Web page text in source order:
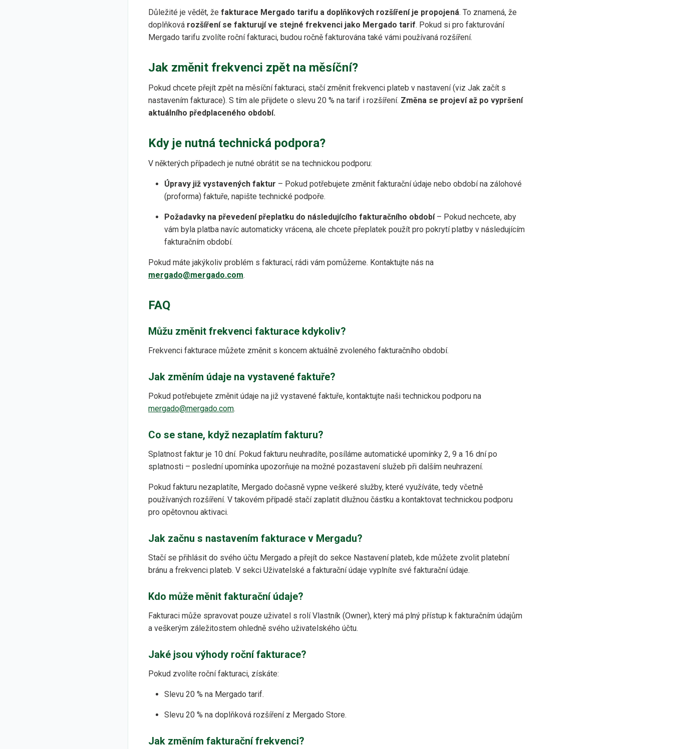
Důležité je vědět, že fakturace Mergado tarifu a doplňkových rozšíření je propojená. To znamená, že
doplňková rozšíření se fakturují ve stejné frekvenci jako Mergado tarif. Pokud si pro fakturování
Mergado tarifu zvolíte roční fakturaci, budou ročně fakturována také vámi používaná rozšíření.
Jak změnit frekvenci zpět na měsíční?
Pokud chcete přejít zpět na měsíční fakturaci, stačí změnit frekvenci plateb v nastavení (viz Jak začít s
nastavením fakturace). S tím ale přijdete o slevu 20 % na tarif i rozšíření. Změna se projeví až po vypršení
aktuálního předplaceného období.
Kdy je nutná technická podpora?
V některých případech je nutné obrátit se na technickou podporu:
Úpravy již vystavených faktur – Pokud potřebujete změnit fakturační údaje nebo období na zálohové
(proforma) faktuře, napište technické podpoře.
Požadavky na převedení přeplatku do následujícího fakturačního období– Pokud nechcete, aby
vám byla platba navíc automaticky vrácena, ale chcete přeplatek použít pro pokrytí platby v následujícím
fakturačním období.
Pokud máte jakýkoliv problém s fakturací, rádi vám pomůžeme. Kontaktujte nás na
mergado@mergado.com.
FAQ
Můžu změnit frekvenci fakturace kdykoliv?
Frekvenci fakturace můžete změnit s koncem aktuálně zvoleného fakturačního období.
Jak změním údaje na vystavené faktuře?
Pokud potřebujete změnit údaje na již vystavené faktuře, kontaktujte naši technickou podporu na
mergado@mergado.com.
Co se stane, když nezaplatím fakturu?
Splatnost faktur je 10 dní. Pokud fakturu neuhradíte, posíláme automatické upomínky 2, 9 a 16 dní po
splatnosti – poslední upomínka upozorňuje na možné pozastavení služeb při dalším neuhrazení.
Pokud fakturu nezaplatíte, Mergado dočasně vypne veškeré služby, které využíváte, tedy včetně
používaných rozšíření. V takovém případě stačí zaplatit dlužnou částku a kontaktovat technickou podporu
pro opětovnou aktivaci.
Jak začnu s nastavením fakturace v Mergadu?
Stačí se přihlásit do svého účtu Mergado a přejít do sekce Nastavení plateb, kde můžete zvolit platební
bránu a frekvenci plateb. V sekci Uživatelské a fakturační údaje vyplníte své fakturační údaje.
Kdo může měnit fakturační údaje?
Fakturaci může spravovat pouze uživatel s rolí Vlastník (Owner), který má plný přístup k fakturačním údajům
a veškerým záležitostem ohledně svého uživatelského účtu.
Jaké jsou výhody roční fakturace?
Pokud zvolíte roční fakturaci, získáte:
Slevu 20 % na Mergado tarif.
Slevu 20 % na doplňková rozšíření z Mergado Store.
Jak změním fakturační frekvenci?